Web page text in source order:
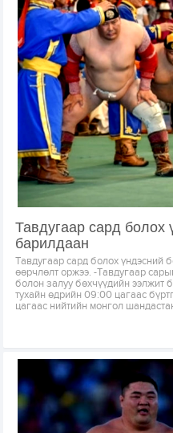
Тавдугаар сард болох
барилдаан
Тавдугаар сард болох үндэсний
өөрчлөлт оржээ. -Тавдугаар
болон залуу бөхчүүдийн ээлжит
тухайн өдрийн 09:00 цагаас
цагаас нийтийн монгол